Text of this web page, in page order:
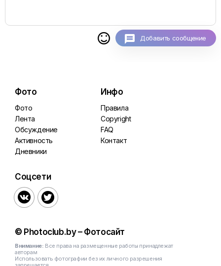
 Добавить сообщение
Фото
Фото
Лента
Обсуждение
Активность
Дневники
Инфо
Правила
Copyright
FAQ
Контакт
Соцсети
 
© Photoclub.by – Фотосайт
Внимание: Все права на размещенные работы принадлежат
авторам
Использовать фотографии без их личного разрешения